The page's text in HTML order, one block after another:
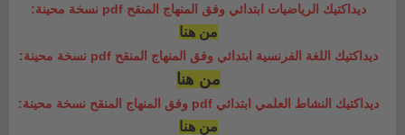
ديداكتيك الرياضيات ابتدائي وفق المنهاج المنقح pdf نسخة محينة:
من هنا
ديداكتيك اللغة الفرنسية ابتدائي وفق المنهاج المنقح pdf نسخة محينة:
من هنا
ديداكتيك النشاط العلمي ابتدائي pdf وفق المنهاج المنقح نسخة محينة:
من هنا